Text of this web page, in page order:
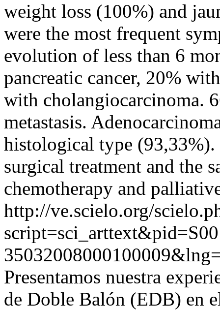
weight loss (100%) and
were the most frequent
evolution of less than 6
pancreatic cancer, 20%
with cholangiocarcinoma.
metastasis.
histological type
surgical treatment and the
chemotherapy and
http://ve.scielo.org/
Presentamos nuestra
de Doble Balón (EDB) en